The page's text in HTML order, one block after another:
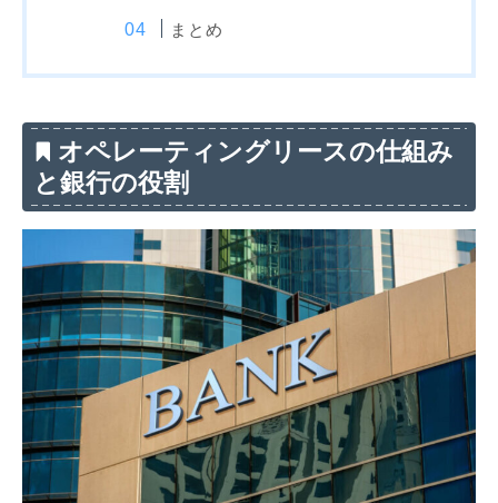
まとめ
オペレーティングリースの仕組み
と銀行の役割